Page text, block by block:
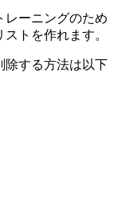
レーニングのため
トを作れます。
除する方法は以下